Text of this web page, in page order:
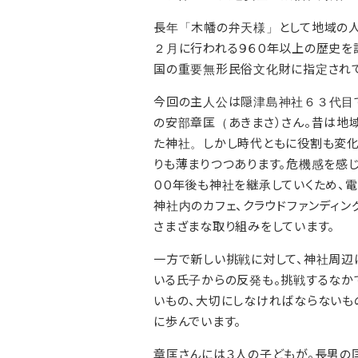
長年「木幡の弁天様」として地域の
２月に行われる９６０年以上の歴史を
国の重要無形民俗文化財に指定され
今回の主人公は隠津島神社６３代目
の安部章匡（あきまさ）さん。昔は地
た神社。しかし時代ともに役割も変
りも薄まりつつあります。危機感を感
００年後も神社を継承していくため、
神社内のカフェ、クラウドファンディ
さまざまな取り組みをしています。
一方で新しい挑戦に対して、神社周
いる氏子からの反発も。挑戦するな
いもの、大切にしなければならない
に歩んでいます。
章匡さんには３人の子どもが。長男の